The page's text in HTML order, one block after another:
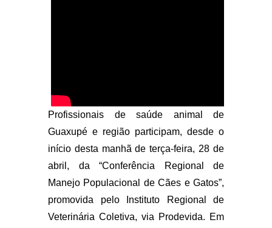
Profissionais de saúde animal de
Guaxupé e região participam, desde o
início desta manhã de terça-feira, 28 de
abril, da “Conferência Regional de
Manejo Populacional de Cães e Gatos”,
promovida pelo Instituto Regional de
Veterinária Coletiva, via Prodevida. Em